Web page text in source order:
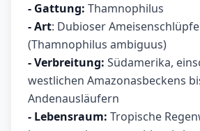
- Gattung: Thamnophilus
- Art: Dubioser
(Thamnophilus ambiguus)
- Verbreitung: Südamerika,
westlichen Amazonasbeckens
Andenausläufern
- Lebensraum: Tropische